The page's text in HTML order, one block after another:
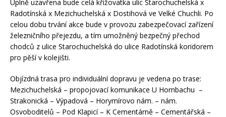
Úplně uzavřena bude celá křižovatka ulic Starochuchelská x
Radotínská x Mezichuchelská x Dostihová ve Velké Chuchli. Po
celou dobu trvání akce bude v provozu zabezpečovací zařízení
železničního přejezdu, a tím umožněný bezpečný přechod
chodců z ulice Starochuchelská do ulice Radotínská koridorem
pro pěší v kolejišti.
Objízdná trasa pro individuální dopravu je vedena po trase:
Mezichuchelská – propojovací komunikace U Hornbachu –
Strakonická – Výpadová – Horymírovo nám. – nám.
Osvoboditelů – Pod Klapicí – K Cementárně – Cementářská –